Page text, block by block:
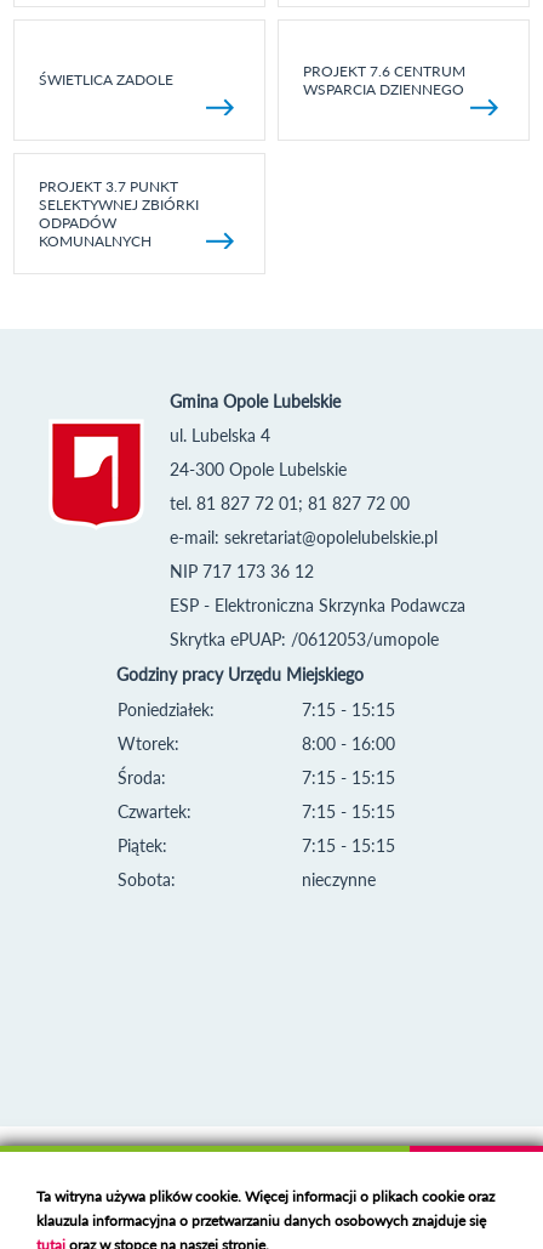
ŚWIETLICA ZADOLE
PROJEKT 7.6 CENTRUM
WSPARCIA DZIENNEGO
PROJEKT 3.7 PUNKT
SELEKTYWNEJ ZBIÓRKI
ODPADÓW
KOMUNALNYCH
Gmina Opole Lubelskie
ul. Lubelska 4
24-300 Opole Lubelskie
tel. 81 827 72 01; 81 827 72 00
e-mail: sekretariat@opolelubelskie.pl
NIP 717 173 36 12
ESP - Elektroniczna Skrzynka Podawcza
Skrytka ePUAP: /0612053/umopole
Godziny pracy Urzędu Miejskiego
Poniedziałek:
Wtorek:
Środa:
Czwartek:
Piątek:
Sobota:
7:15 - 15:15
8:00 - 16:00
7:15 - 15:15
7:15 - 15:15
7:15 - 15:15
nieczynne
Deklaracja dostępności
Polski serwer RBLhttps://polspam.pl/
Ta witryna używa plików cookie. Więcej informacji o plikach cookie oraz
klauzula informacyjna o przetwarzaniu danych osobowych znajduje się
tutajoraz w stopce na naszej stronie.